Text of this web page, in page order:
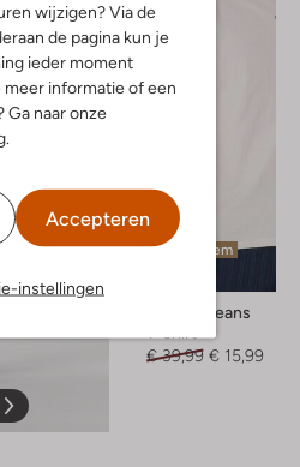
wijzigen? Via de
de pagina kun je
ieder moment
meer informatie of een
Ga naar onze
Accepteren
instellingen
Laatste item
Tommy Jeans
€ 39,99 € 15,99